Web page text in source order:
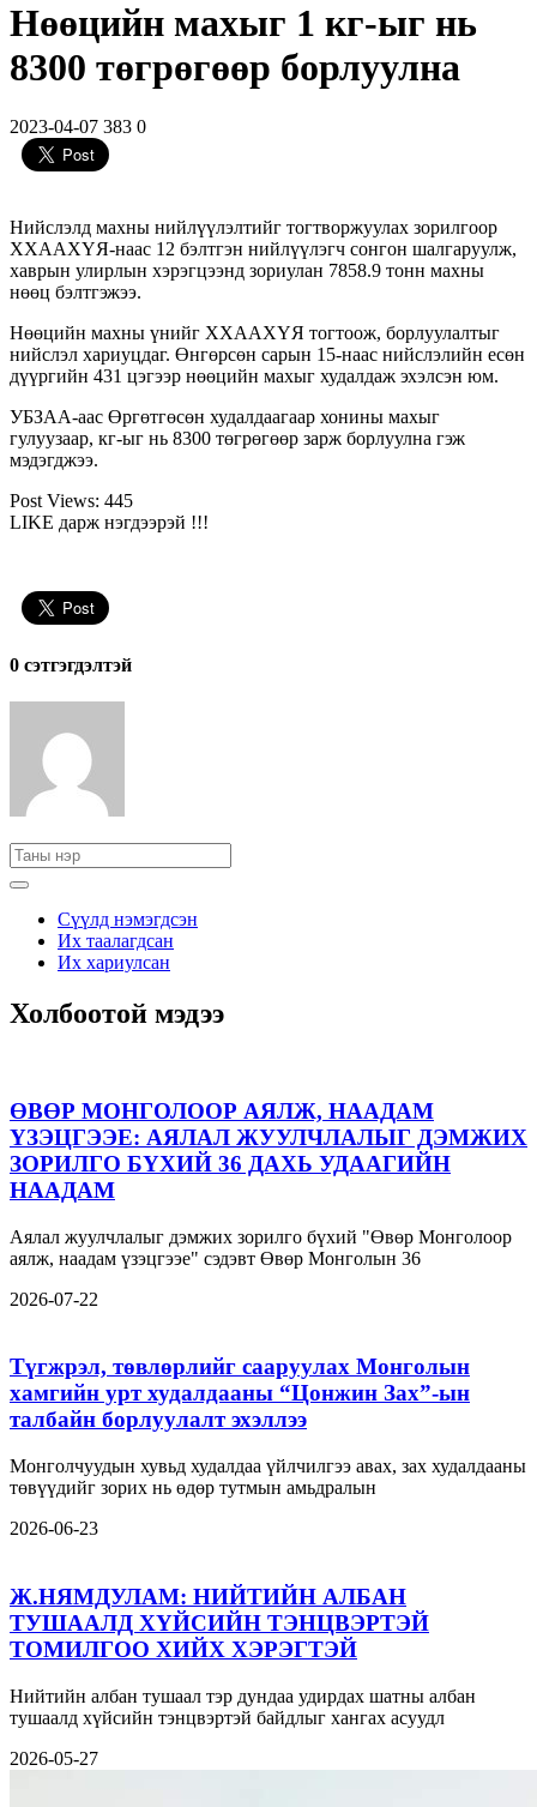
Нөөцийн махыг 1 кг-ыг нь
8300 төгрөгөөр борлуулна
2023-04-07 383 0
Нийслэлд махны нийлүүлэлтийг тогтворжуулах зорилгоор
ХХААХҮЯ-наас 12 бэлтгэн нийлүүлэгч сонгон шалгаруулж,
хаврын улирлын хэрэгцээнд зориулан 7858.9 тонн махны
нөөц бэлтгэжээ.
Нөөцийн махны үнийг ХХААХҮЯ тогтоож, борлуулалтыг
нийслэл хариуцдаг. Өнгөрсөн сарын 15-наас нийслэлийн есөн
дүүргийн 431 цэгээр нөөцийн махыг худалдаж эхэлсэн юм.
УБЗАА-аас Өргөтгөсөн худалдаагаар хонины махыг
гулуузаар, кг-ыг нь 8300 төгрөгөөр зарж борлуулна гэж
мэдэгджээ.
Post Views: 445
LIKE дарж нэгдээрэй !!!
0 cэтгэгдэлтэй
Сүүлд нэмэгдсэн
Их таалагдсан
Их хариулсан
Холбоотой мэдээ
ӨВӨР МОНГОЛООР АЯЛЖ, НААДАМ
ҮЗЭЦГЭЭЕ: АЯЛАЛ ЖУУЛЧЛАЛЫГ ДЭМЖИХ
ЗОРИЛГО БҮХИЙ 36 ДАХЬ УДААГИЙН
НААДАМ
Аялал жуулчлалыг дэмжих зорилго бүхий "Өвөр Монголоор
аялж, наадам үзэцгээе" сэдэвт Өвөр Монголын 36
2026-07-22
Түгжрэл, төвлөрлийг сааруулах Монголын
хамгийн урт худалдааны “Цонжин Зах”-ын
талбайн борлуулалт эхэллээ
Монголчуудын хувьд худалдаа үйлчилгээ авах, зах худалдааны
төвүүдийг зорих нь өдөр тутмын амьдралын
2026-06-23
Ж.НЯМДУЛАМ: НИЙТИЙН АЛБАН
ТУШААЛД ХҮЙСИЙН ТЭНЦВЭРТЭЙ
ТОМИЛГОО ХИЙХ ХЭРЭГТЭЙ
Нийтийн албан тушаал тэр дундаа удирдах шатны албан
тушаалд хүйсийн тэнцвэртэй байдлыг хангах асуудл
2026-05-27